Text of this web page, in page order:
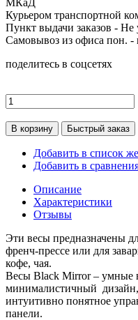
Курьером транспортной
Пункт выдачи заказов - Не
Самовывоз из офиса пон. -
поделитесь в соцсетях
В корзину Быстрый заказ
Добавить в список
Добавить в
Описание
Характеристики
Отзывы
Эти весы предназначены
френч-прессе или для
кофе, чая.
Весы Black Mirror – умные
минималистичный
интуитивно понятное
панели.